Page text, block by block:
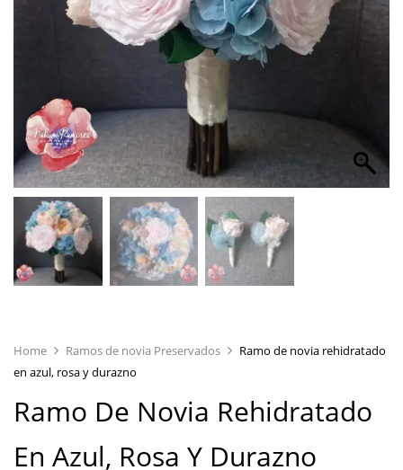
Home Ramos de novia Preservados
Ramo de novia rehidratado
en azul, rosa y durazno
Ramo De Novia Rehidratado
En Azul, Rosa Y Durazno